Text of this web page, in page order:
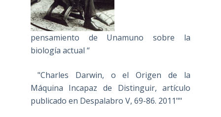
pensamiento de Unamuno sobre la
biología actual “
"Charles Darwin, o el Origen de la
Máquina Incapaz de Distinguir, artículo
publicado en Despalabro V, 69-86. 2011""